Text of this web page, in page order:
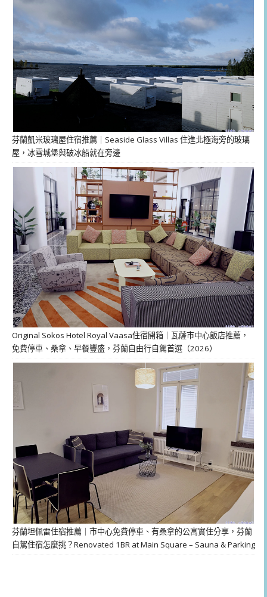
芬蘭凱米玻璃屋住宿推薦｜Seaside Glass Villas 住進北極海旁的玻璃
屋，冰雪城堡與破冰船就在旁邊
Original Sokos Hotel Royal Vaasa住宿開箱｜瓦薩市中心飯店推薦，
免費停車、桑拿、早餐豐盛，芬蘭自由行自駕首選（2026）
芬蘭坦佩雷住宿推薦｜市中心免費停車、有桑拿的公寓實住分享，芬蘭
自駕住宿怎麼挑？Renovated 1BR at Main Square – Sauna & Parking